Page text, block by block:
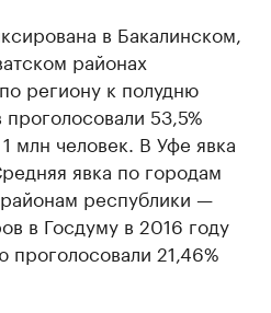
в Бакалинском,
районах
региону к полудню
53,5%
млн человек. В Уфе явка
явка по городам
республики —
в Госдуму в 2016 году
проголосовали 21,46%